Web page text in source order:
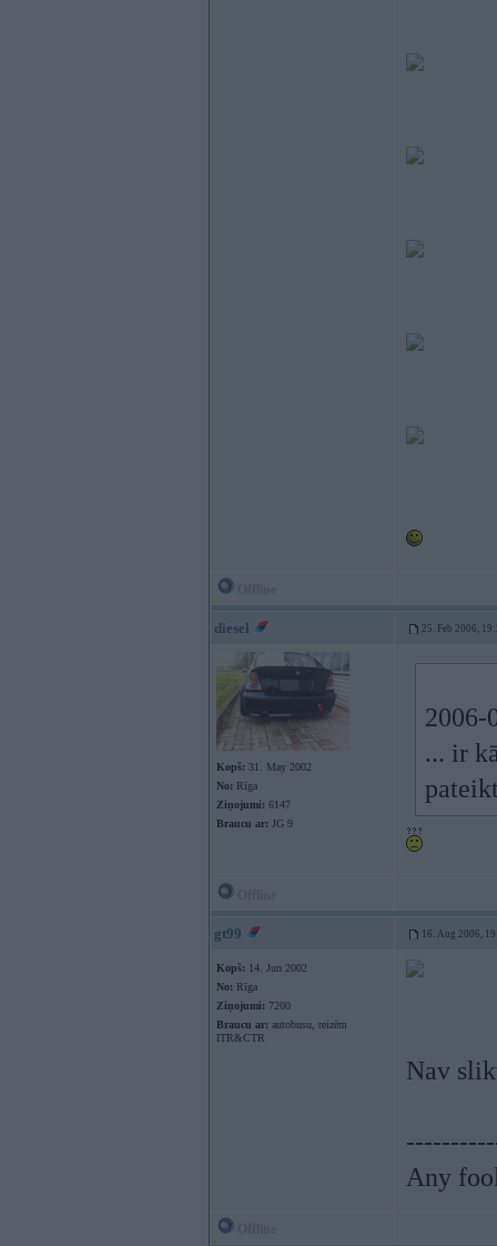
diesel 25. Feb 2006,
Kopš: 31. May 2002
No: Rīga
Ziņojumi: 6147
Braucu ar: JG 9
2006-
... ir
gt99 16. Aug 2006,
Kopš: 14. Jun 2002
No: Rīga
Ziņojumi: 7200
Braucu ar: autobusu, reizēm
ITR&CTR
Nav
Any